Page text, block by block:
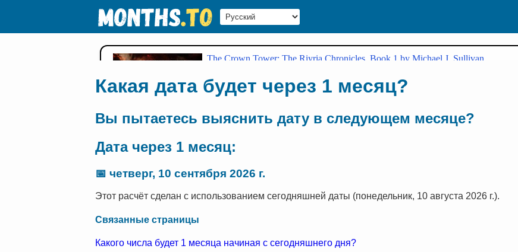
Какая дата будет через 1 месяц?
Вы пытаетесь выяснить дату в следующем месяце?
Дата через 1 месяц:
📅 четверг, 10 сентября 2026 г.
Этот расчёт сделан с использованием сегодняшней даты (понедельник, 10 августа 2026 г.).
Связанные страницы
Какого числа будет 1 месяца начиная с сегодняшнего дня?